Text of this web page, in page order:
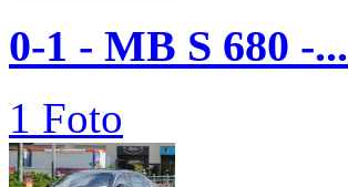
0-1 - MB S 680 -...
1 Foto